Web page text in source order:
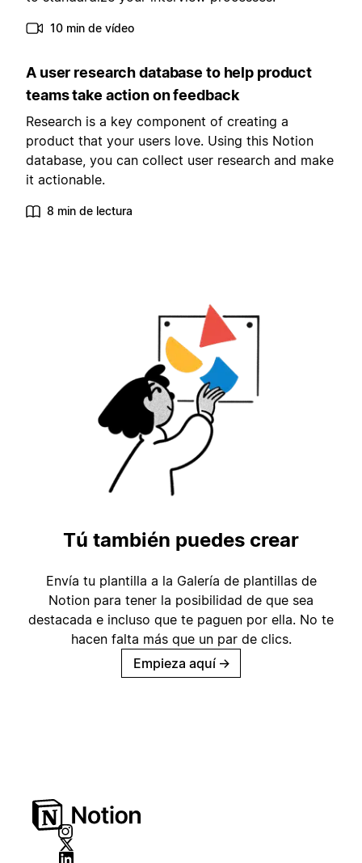
10 min de vídeo
A user research database to help product
teams take action on feedback
Research is a key component of creating a
product that your users love. Using this Notion
database, you can collect user research and make
it actionable.
8 min de lectura
Tú también puedes crear
Envía tu plantilla a la Galería de plantillas de
Notion para tener la posibilidad de que sea
destacada e incluso que te paguen por ella. No te
hacen falta más que un par de clics.
Empieza aquí →